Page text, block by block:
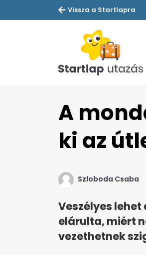
Vissza a Startlapra
A
ki az
Szloboda Csaba
Veszélyes
elárulta, miért
vezethetnek